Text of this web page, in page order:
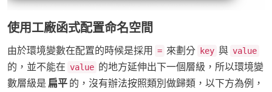
使用工廠函式配置命名空間
由於環境變數在配置的時候是採用 = 來劃分 key 與 value
的，並不能在 value 的地方延伸出下一個層級，所以環境變
數層級是 扁平 的，沒有辦法按照類別做歸類，以下方為例，